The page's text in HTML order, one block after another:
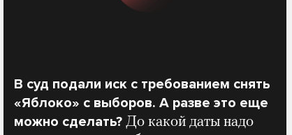
В суд подали иск с требованием снять
«Яблоко» с выборов. А разве это еще
можно сделать? До какой даты надо